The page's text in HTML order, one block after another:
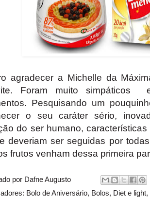
agradecer a Michelle da
Foram muito simpáticos
Pesquisando um
o seu caráter sério,
do ser humano,
deveriam ser seguidas por
frutos venham dessa primeira
por Dafne Augusto
Bolo de Aniversário, Bolos, Diet e light,